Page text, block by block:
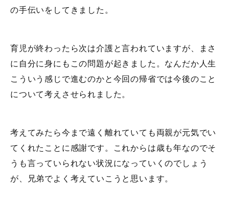
の手伝いをしてきました。
育児が終わったら次は介護と言われていますが、まさ
に自分に身にもこの問題が起きました。なんだか人生
こういう感じで進むのかと今回の帰省では今後のこと
について考えさせられました。
考えてみたら今まで遠く離れていても両親が元気でい
てくれたことに感謝です。これからは歳も年なのでそ
うも言っていられない状況になっていくのでしょう
が、兄弟でよく考えていこうと思います。